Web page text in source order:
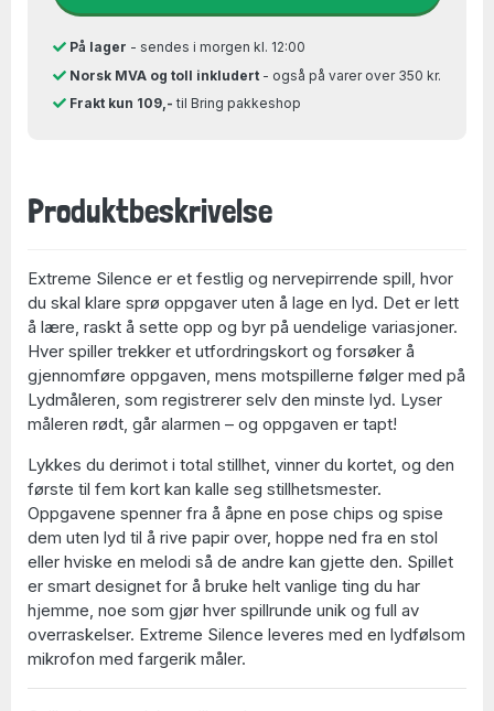
På lager - sendes i morgen kl. 12:00
Norsk MVA og toll inkludert- også på varer over 350 kr.
Frakt kun 109,- til Bring pakkeshop
Produktbeskrivelse
Extreme Silence er et festlig og nervepirrende spill, hvor
du skal klare sprø oppgaver uten å lage en lyd. Det er lett
å lære, raskt å sette opp og byr på uendelige variasjoner.
Hver spiller trekker et utfordringskort og forsøker å
gjennomføre oppgaven, mens motspillerne følger med på
Lydmåleren, som registrerer selv den minste lyd. Lyser
måleren rødt, går alarmen – og oppgaven er tapt!
Lykkes du derimot i total stillhet, vinner du kortet, og den
første til fem kort kan kalle seg stillhetsmester.
Oppgavene spenner fra å åpne en pose chips og spise
dem uten lyd til å rive papir over, hoppe ned fra en stol
eller hviske en melodi så de andre kan gjette den. Spillet
er smart designet for å bruke helt vanlige ting du har
hjemme, noe som gjør hver spillrunde unik og full av
overraskelser. Extreme Silence leveres med en lydfølsom
mikrofon med fargerik måler.